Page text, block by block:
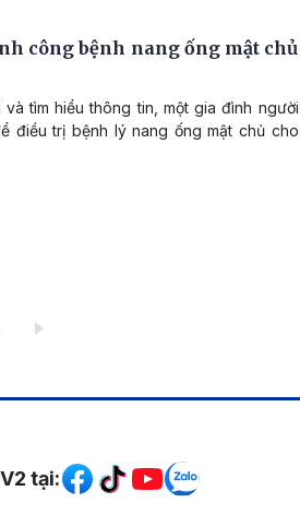
công bệnh nang ống mật chủ
tìm hiểu thông tin, một gia đình người
điều trị bệnh lý nang ống mật chủ cho
hội
tại: